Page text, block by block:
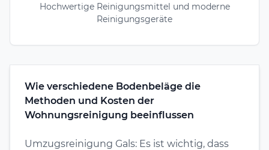
Hochwertige Reinigungsmittel und moderne
Reinigungsgeräte
Wie verschiedene Bodenbeläge die
Methoden und Kosten der
Wohnungsreinigung beeinflussen
Umzugsreinigung Gals: Es ist wichtig, dass